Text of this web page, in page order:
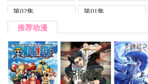
第02集
第01集
推荐动漫